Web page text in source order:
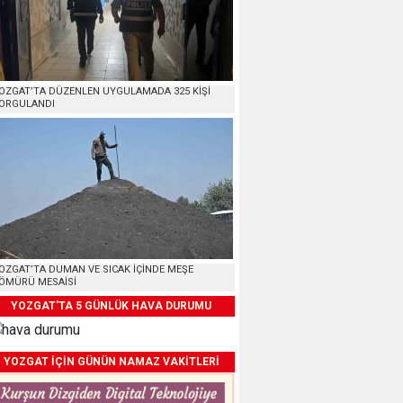
DÜZENLEN UYGULAMADA 325 KİŞİ
DUMAN VE SICAK İÇİNDE MEŞE
MESAİSİ
YOZGAT'TA 5 GÜNLÜK HAVA DURUMU
YOZGAT İÇİN GÜNÜN NAMAZ VAKİTLERİ